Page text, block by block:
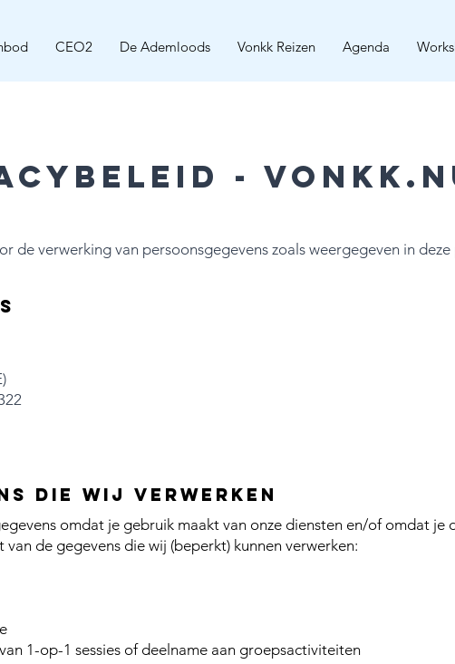
CEO2 De Ademloods Vonkk Reizen Agenda
-
de verwerking van persoonsgegevens zoals weergegeven in
die wij verwerken
omdat je gebruik maakt van onze diensten en/of omdat je
de gegevens die wij (beperkt) kunnen verwerken:
1-op-1 sessies of deelname aan groepsactiviteiten